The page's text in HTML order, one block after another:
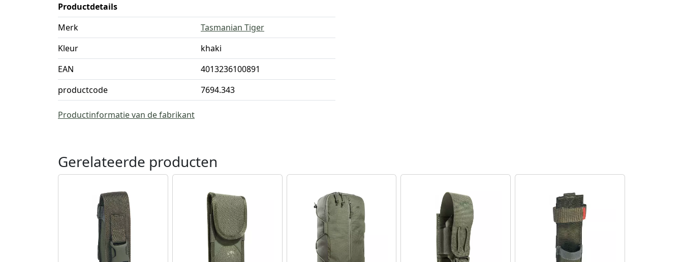
Productdetails
Merk
Tasmanian Tiger
Kleur
khaki
EAN
4013236100891
productcode
7694.343
Productinformatie van de fabrikant
Gerelateerde producten